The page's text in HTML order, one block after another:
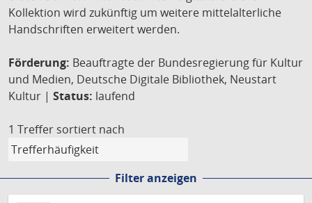
Kollektion wird zukünftig um weitere mittelalterliche
Handschriften erweitert werden.
Förderung: Beauftragte der Bundesregierung für Kultur
und Medien, Deutsche Digitale Bibliothek, Neustart
Kultur | Status: laufend
1 Treffer sortiert nach
Filter anzeigen